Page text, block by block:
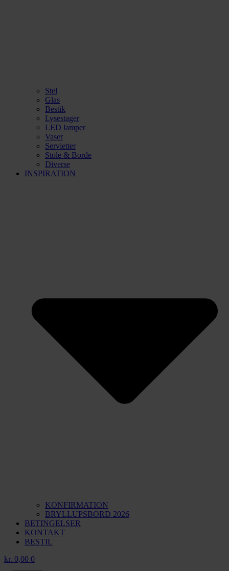
Stel
Glas
Bestik
Lysestager
LED lamper
Vaser
Servietter
Stole & Borde
Diverse
INSPIRATION
KONFIRMATION
BRYLLUPSBORD 2026
BETINGELSER
KONTAKT
BESTIL
kr. 0,00 0